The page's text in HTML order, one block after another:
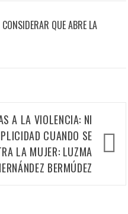
QUE ABRE LA
A LA VIOLENCIA: NI
CUANDO SE
LA MUJER: LUZMA
BERMÚDEZ